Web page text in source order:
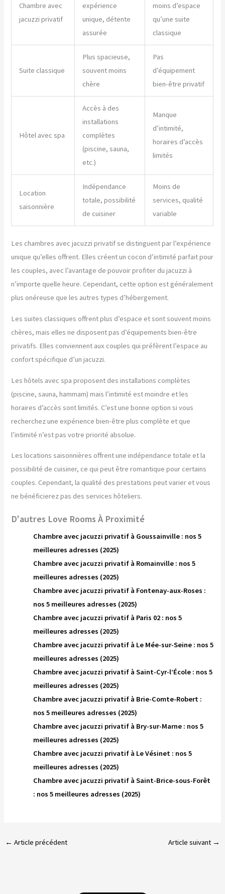
Chambre avec
jacuzzi privatif
expérience
unique, détente
assurée
moins d’espace
qu’une suite
classique
Suite classique
Plus spacieuse,
souvent moins
chère
Pas
d’équipement
bien-être privatif
Hôtel avec spa
Accès à des
installations
complètes
(piscine, sauna,
etc.)
Manque
d’intimité,
horaires d’accès
limités
Location
saisonnière
Indépendance
totale, possibilité
de cuisiner
Moins de
services, qualité
variable
Les chambres avec jacuzzi privatif se distinguent par l’expérience
unique qu’elles offrent. Elles créent un cocon d’intimité parfait pour
les couples, avec l’avantage de pouvoir profiter du jacuzzi à
n’importe quelle heure. Cependant, cette option est généralement
plus onéreuse que les autres types d’hébergement.
Les suites classiques offrent plus d’espace et sont souvent moins
chères, mais elles ne disposent pas d’équipements bien-être
privatifs. Elles conviennent aux couples qui préfèrent l’espace au
confort spécifique d’un jacuzzi.
Les hôtels avec spa proposent des installations complètes
(piscine, sauna, hammam) mais l’intimité est moindre et les
horaires d’accès sont limités. C’est une bonne option si vous
recherchez une expérience bien-être plus complète et que
l’intimité n’est pas votre priorité absolue.
Les locations saisonnières offrent une indépendance totale et la
possibilité de cuisiner, ce qui peut être romantique pour certains
couples. Cependant, la qualité des prestations peut varier et vous
ne bénéficierez pas des services hôteliers.
D'autres Love Rooms À Proximité
Chambre avec jacuzzi privatif à Goussainville : nos 5
meilleures adresses (2025)
Chambre avec jacuzzi privatif à Romainville : nos 5
meilleures adresses (2025)
Chambre avec jacuzzi privatif à Fontenay-aux-Roses :
nos 5 meilleures adresses (2025)
Chambre avec jacuzzi privatif à Paris 02 : nos 5
meilleures adresses (2025)
Chambre avec jacuzzi privatif à Le Mée-sur-Seine : nos 5
meilleures adresses (2025)
Chambre avec jacuzzi privatif à Saint-Cyr-l’École : nos 5
meilleures adresses (2025)
Chambre avec jacuzzi privatif à Brie-Comte-Robert :
nos 5 meilleures adresses (2025)
Chambre avec jacuzzi privatif à Bry-sur-Marne : nos 5
meilleures adresses (2025)
Chambre avec jacuzzi privatif à Le Vésinet : nos 5
meilleures adresses (2025)
Chambre avec jacuzzi privatif à Saint-Brice-sous-Forêt
: nos 5 meilleures adresses (2025)
← Article précédent Article suivant →